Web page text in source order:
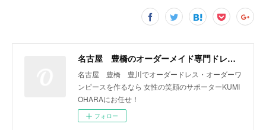
名古屋 豊橋のオーダーメイド専門ドレスデザイナー KUMI OHARA
名古屋 豊橋 豊川でオーダードレス・オーダーワ
ンピースを作るなら 女性の笑顔のサポーターKUMI
OHARAにお任せ！
フォロー